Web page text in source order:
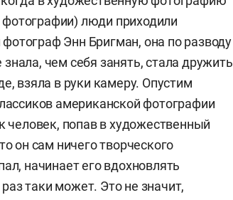
люди приходили
Энн Бригман, она по разводу
чем себя занять, стала дружить
взяла в руки камеру. Опустим
американской фотографии
человек, попав в художественный
он сам ничего творческого
начинает его вдохновлять
таки может. Это не значит,